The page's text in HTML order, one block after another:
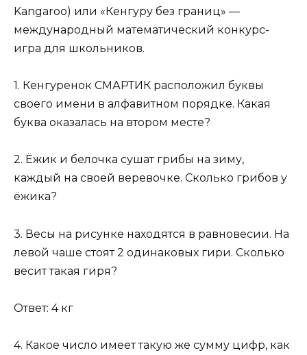
Kangaroo) или «Кенгуру без границ» —
международный математический конкурс-
игра для школьников.
1. Кенгуренок СМАРТИК расположил буквы
своего имени в алфавитном порядке. Какая
буква оказалась на втором месте?
2. Ёжик и белочка сушат грибы на зиму,
каждый на своей веревочке. Сколько грибов у
ёжика?
3. Весы на рисунке находятся в равновесии. На
левой чаше стоят 2 одинаковых гири. Сколько
весит такая гиря?
Ответ: 4 кг
4. Какое число имеет такую же сумму цифр, как